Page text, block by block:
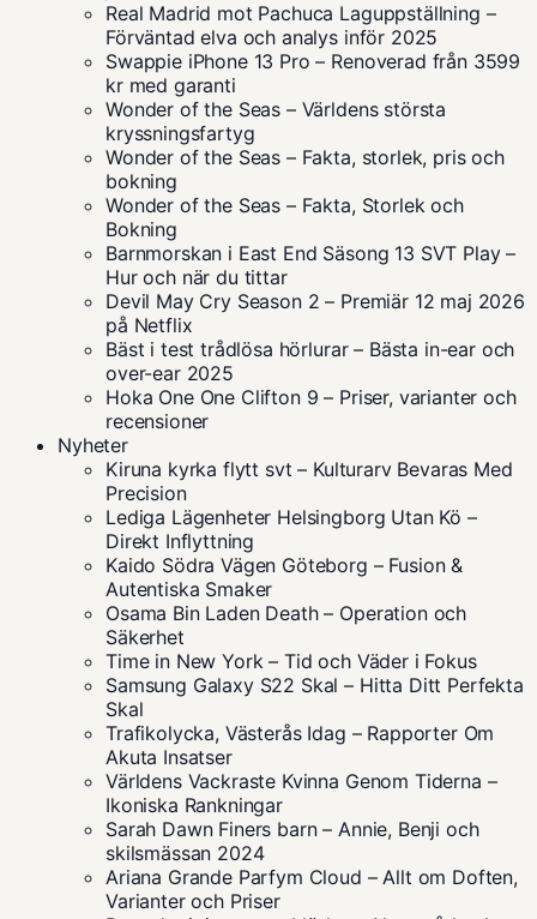
Real Madrid mot Pachuca Laguppställning –
Förväntad elva och analys inför 2025
Swappie iPhone 13 Pro – Renoverad från 3599
kr med garanti
Wonder of the Seas – Världens största
kryssningsfartyg
Wonder of the Seas – Fakta, storlek, pris och
bokning
Wonder of the Seas – Fakta, Storlek och
Bokning
Barnmorskan i East End Säsong 13 SVT Play –
Hur och när du tittar
Devil May Cry Season 2 – Premiär 12 maj 2026
på Netflix
Bäst i test trådlösa hörlurar – Bästa in-ear och
over-ear 2025
Hoka One One Clifton 9 – Priser, varianter och
recensioner
Nyheter
Kiruna kyrka flytt svt – Kulturarv Bevaras Med
Precision
Lediga Lägenheter Helsingborg Utan Kö –
Direkt Inflyttning
Kaido Södra Vägen Göteborg – Fusion &
Autentiska Smaker
Osama Bin Laden Death – Operation och
Säkerhet
Time in New York – Tid och Väder i Fokus
Samsung Galaxy S22 Skal – Hitta Ditt Perfekta
Skal
Trafikolycka, Västerås Idag – Rapporter Om
Akuta Insatser
Världens Vackraste Kvinna Genom Tiderna –
Ikoniska Rankningar
Sarah Dawn Finers barn – Annie, Benji och
skilsmässan 2024
Ariana Grande Parfym Cloud – Allt om Doften,
Varianter och Priser